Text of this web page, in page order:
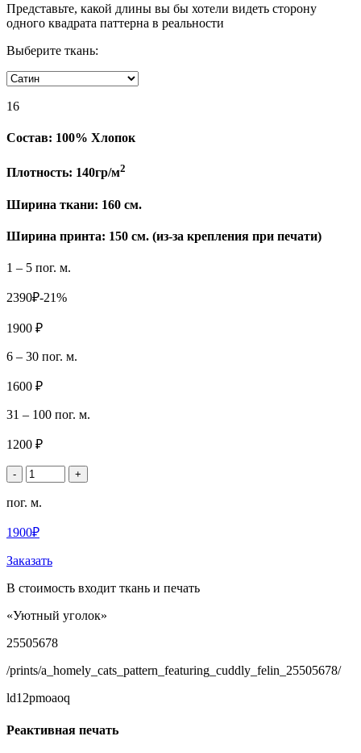
Представьте, какой длины вы бы хотели видеть сторону
одного квадрата паттерна в реальности
Выберите ткань:
16
Состав: 100% Хлопок
Плотность: 140гр/м2
Ширина ткани: 160 см.
Ширина принта: 150 см. (из-за крепления при печати)
1 – 5 пог. м.
2390₽-21%
1900 ₽
6 – 30 пог. м.
1600 ₽
31 – 100 пог. м.
1200 ₽
- +
пог. м.
1900₽
Заказать
В стоимость входит ткань и печать
«Уютный уголок»
25505678
/prints/a_homely_cats_pattern_featuring_cuddly_felin_25505678/
ld12pmoaoq
Реактивная печать